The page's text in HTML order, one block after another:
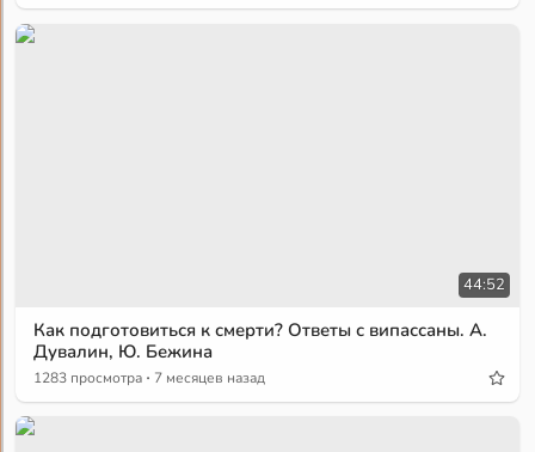
44:52
Как подготовиться к смерти? Ответы с випассаны. А.
Дувалин, Ю. Бежина
1283 просмотра · 7 месяцев назад